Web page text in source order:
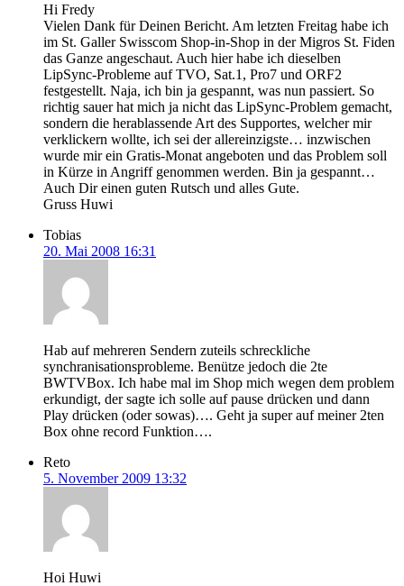
Hi Fredy
Vielen Dank für Deinen Bericht. Am letzten Freitag habe ich
im St. Galler Swisscom Shop-in-Shop in der Migros St. Fiden
das Ganze angeschaut. Auch hier habe ich dieselben
LipSync-Probleme auf TVO, Sat.1, Pro7 und ORF2
festgestellt. Naja, ich bin ja gespannt, was nun passiert. So
richtig sauer hat mich ja nicht das LipSync-Problem gemacht,
sondern die herablassende Art des Supportes, welcher mir
verklickern wollte, ich sei der allereinzigste… inzwischen
wurde mir ein Gratis-Monat angeboten und das Problem soll
in Kürze in Angriff genommen werden. Bin ja gespannt…
Auch Dir einen guten Rutsch und alles Gute.
Gruss Huwi
Tobias
20. Mai 2008 16:31
Hab auf mehreren Sendern zuteils schreckliche
synchranisationsprobleme. Benütze jedoch die 2te
BWTVBox. Ich habe mal im Shop mich wegen dem problem
erkundigt, der sagte ich solle auf pause drücken und dann
Play drücken (oder sowas)…. Geht ja super auf meiner 2ten
Box ohne record Funktion….
Reto
5. November 2009 13:32
Hoi Huwi